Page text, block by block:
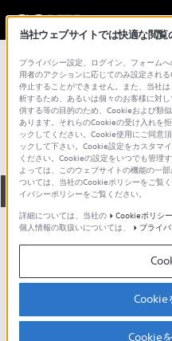
総合サポート・お
10BNR1VJPP4
全て ダウンロード
サポート動画をご利用の際
ルメディア利用規約をご確認
当社ウェブサイトでは快適な閲覧
プライバシー設定、ログイン、フォーム
用者のアクションに応じてのみ設定され
停止することができません。また、当社
析するため、あるいは個々のお客様に対
供する等の目的のため、Cookieおよび類
あります。それらのCookieの受け入れを
ックしてください。Cookie使用にご同意
ックして下さい。Cookie設定をカスタマ
ください。Cookieの設定をいつでも管理
よっては、このウェブサイトの機能の一
ついては、当社のCookieポリシーをご覧
イバシーポリシーをご覧ください。
詳細については、当社の
Cookieポリシー
個人情報の取扱いについては、
プライ
Cookie
Cookie